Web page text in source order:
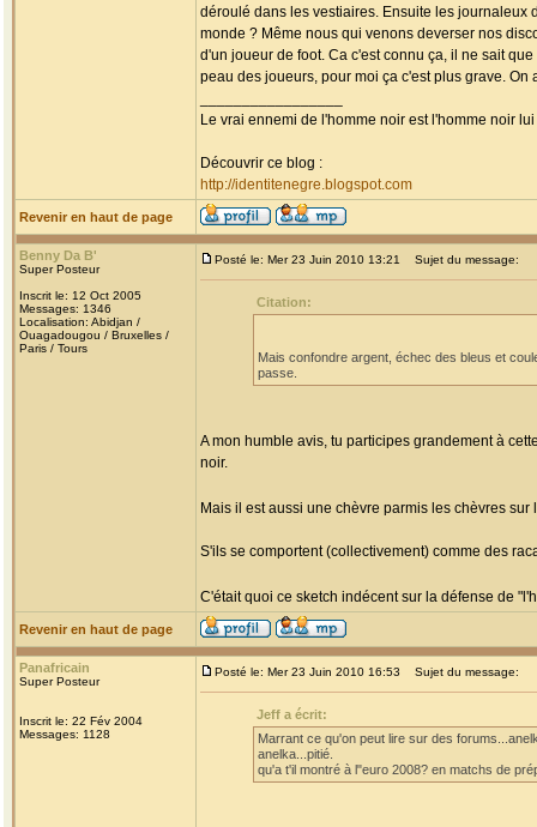
déroulé dans les vestiaires. Ensuite les journaleux
monde ? Même nous qui venons deverser nos
d'un joueur de foot. Ca c'est connu ça, il ne sait
peau des joueurs, pour moi ça c'est plus grave.
Le vrai ennemi de l'homme noir est l'homme noir
Découvrir ce blog :
http://identitenegre.blogspot.com
Revenir en haut de page
Benny Da B'
Super Posteur
Inscrit le: 12 Oct 2005
Messages: 1346
Localisation: Abidjan /
Ouagadougou / Bruxelles /
Paris / Tours
Posté le: Mer 23 Juin 2010 13:21 Sujet du message:
Citation:
Mais confondre argent, échec des bleus et
passe.
A mon humble avis, tu participes grandement à
noir.
Mais il est aussi une chèvre parmis les chèvres
S'ils se comportent (collectivement) comme des
C'était quoi ce sketch indécent sur la défense de
Revenir en haut de page
Panafricain
Super Posteur
Inscrit le: 22 Fév 2004
Messages: 1128
Posté le: Mer 23 Juin 2010 16:53 Sujet du message:
Jeff a écrit:
Marrant ce qu'on peut lire sur des
anelka...pitié.
qu'a t'il montré à l"euro 2008? en matchs de